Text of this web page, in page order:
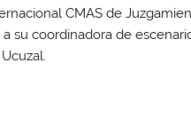
CMAS de
su coordinadora de